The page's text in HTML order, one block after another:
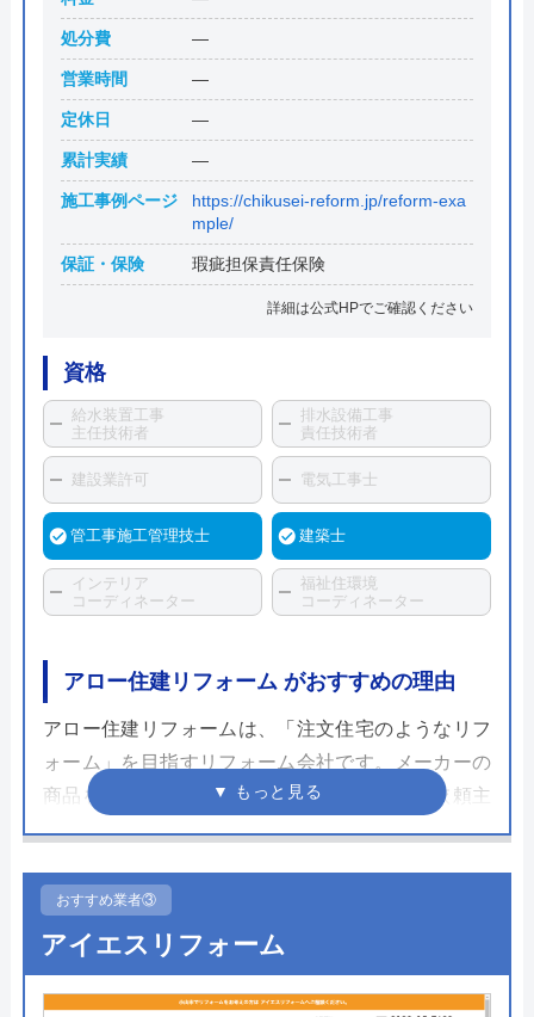
処分費 ―
営業時間 ―
定休日 ―
累計実績 ―
施工事例ページ
https://chikusei-reform.jp/reform-exa
mple/
保証・保険 瑕疵担保責任保険
詳細は公式HPでご確認ください
資格
給水装置工事
主任技術者
排水設備工事
責任技術者
建設業許可 電気工事士
管工事施工管理技士 建築士
インテリア
コーディネーター
福祉住環境
コーディネーター
アロー住建リフォーム がおすすめの理由
アロー住建リフォームは、「注文住宅のようなリフ
ォーム」を目指すリフォーム会社です。メーカーの
商品をそのまま家に当てはめるのではなく、依頼主
の理想や希望を最大限実現したリフォームに対応し
デザインにこだわりのある人にもおすすめです。
また、各種補助金の申請サポートも実施していま
す。できるだけ費用を抑えたい人にとっても嬉しい
おすすめ業者③
アイエスリフォーム